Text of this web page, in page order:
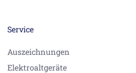
Service
Auszeichnungen
Elektroaltgeräte